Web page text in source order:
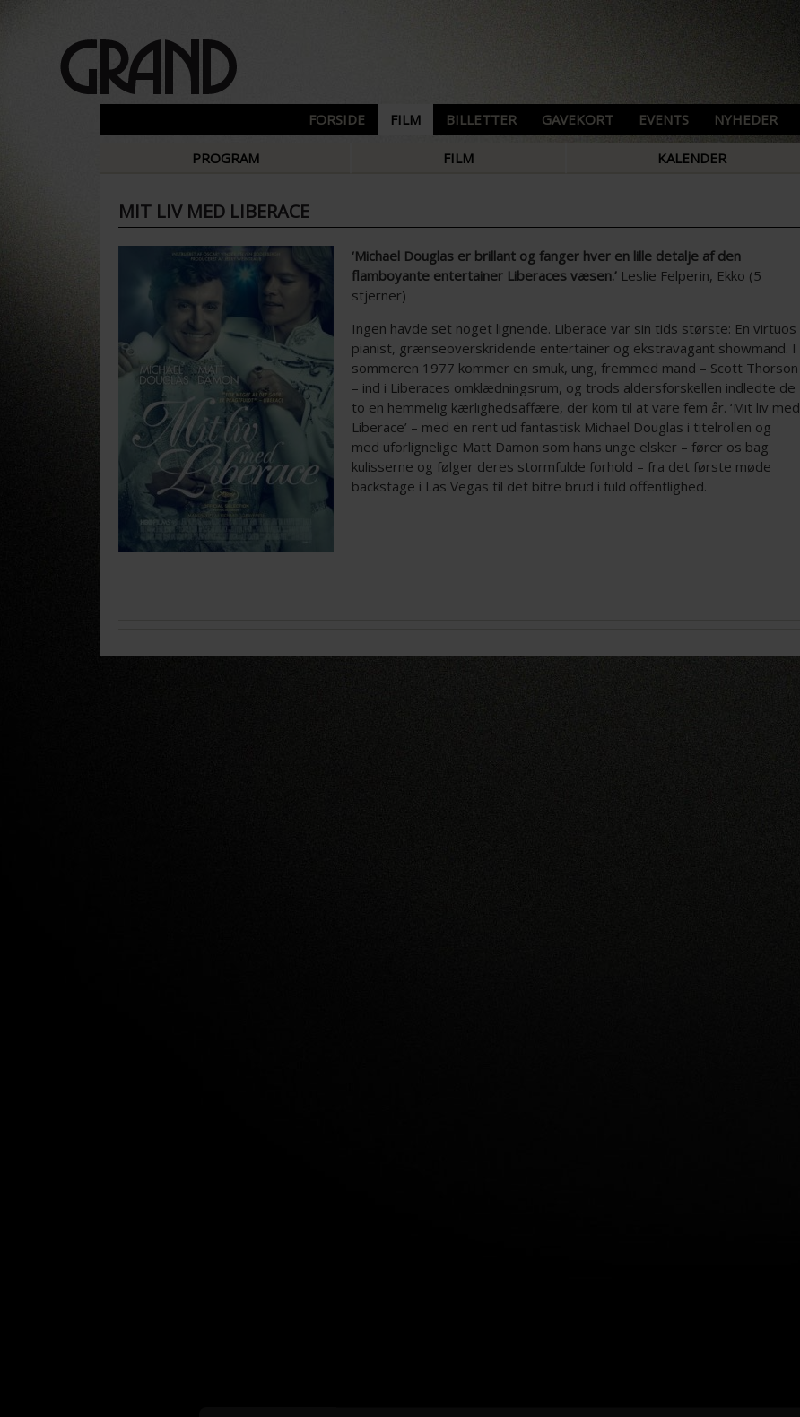
FORSIDE FILM BILLETTER GAVEKORT EVENTS NYHEDER
PROGRAM FILM KALENDER
MIT LIV MED LIBERACE
‘Michael Douglas er brillant og fanger hver en lille detalje af den
flamboyante entertainer Liberaces væsen.’Leslie Felperin, Ekko (5
stjerner)
Ingen havde set noget lignende. Liberace var sin tids største: En virtuos
pianist, grænseoverskridende entertainer og ekstravagant showmand. I
sommeren 1977 kommer en smuk, ung, fremmed mand – Scott Thorson
– ind i Liberaces omklædningsrum, og trods aldersforskellen indledte de
to en hemmelig kærlighedsaffære, der kom til at vare fem år. ‘Mit liv med
Liberace’ – med en rent ud fantastisk Michael Douglas i titelrollen og
med uforlignelige Matt Damon som hans unge elsker – fører os bag
kulisserne og følger deres stormfulde forhold – fra det første møde
backstage i Las Vegas til det bitre brud i fuld offentlighed.